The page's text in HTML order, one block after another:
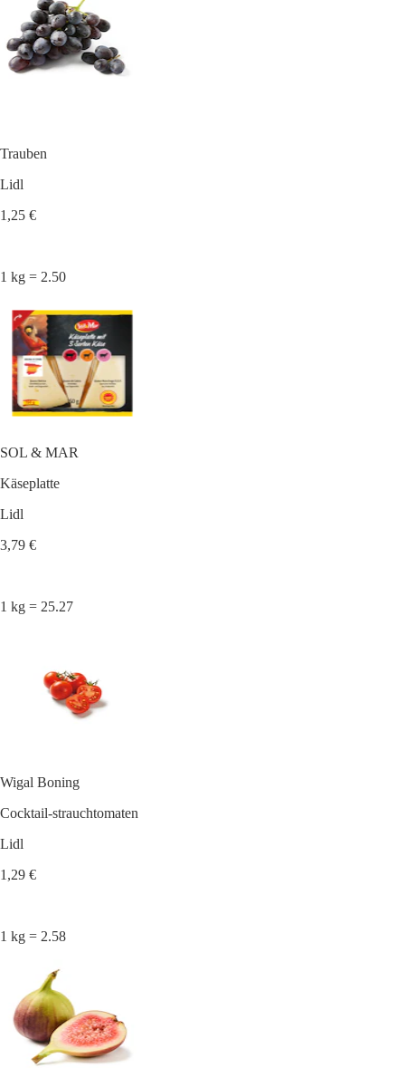
Trauben
Lidl
1,25 €
1 kg = 2.50
SOL & MAR
Käseplatte
Lidl
3,79 €
1 kg = 25.27
Wigal Boning
Cocktail-strauchtomaten
Lidl
1,29 €
1 kg = 2.58